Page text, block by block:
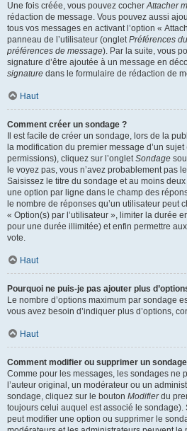
Une fois créée, vous pouvez cocherAttacher
rédaction de message. Vous pouvez aussi
tous vos messages en activant l’option «
panneau de l’utilisateur (ongletPréférences
préférences de message). Par la suite, vous
signature d’être ajoutée à un message en
signature dans le formulaire de rédaction de
Haut
Comment créer un sondage ?
Il est facile de créer un sondage, lors de la
la modification du premier message d’un
permissions), cliquez sur l’ongletSondage
le voyez pas, vous n’avez probablement pas
Saisissez le titre du sondage et au moins
une option par ligne dans le champ des
le nombre de réponses qu’un utilisateur peut
« Option(s) par l’utilisateur », limiter la durée
pour une durée illimitée) et enfin permettre
vote.
Haut
Pourquoi ne puis-je pas ajouter plus
Le nombre d’options maximum par sondage
vous avez besoin d’indiquer plus d’options,
Haut
Comment modifier ou supprimer un
Comme pour les messages, les sondages ne
l’auteur original, un modérateur ou un
sondage, cliquez sur le bouton Modifierdu
toujours celui auquel est associé le sondage).
peut modifier une option ou supprimer le